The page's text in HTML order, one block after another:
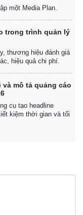
một Media Plan.
trong trình quản lý
thương hiệu đánh giá
hiệu quả chi phí.
mô tả quảng cáo
cụ tạo headline
kiệm thời gian và tối